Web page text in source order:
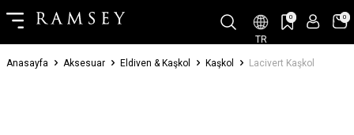
TR
0 0
Anasayfa Aksesuar Eldiven & Kaşkol Kaşkol Lacivert Kaşkol